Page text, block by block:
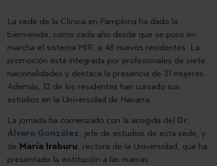
La sede de la Clínica en Pamplona ha dado la
bienvenida, como cada año desde que se puso en
marcha el sistema MIR, a 48 nuevos residentes. La
promoción está integrada por profesionales de siete
nacionalidades y destaca la presencia de 31 mujeres.
Además, 12 de los residentes han cursado sus
estudios en la Universidad de Navarra.
La jornada ha comenzado con la acogida del Dr.
Álvaro González, jefe de estudios de esta sede, y
de María Iraburu, rectora de la Universidad, que ha
presentado la institución a las nuevas